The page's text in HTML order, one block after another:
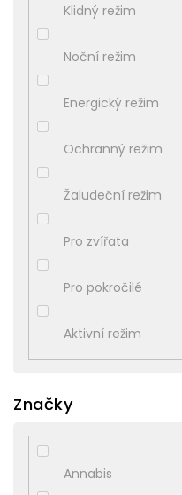
Klidný režim
Noční režim
Energický režim
Ochranný režim
Žaludeční režim
Pro zvířata
Pro pokročilé
Aktivní režim
Značky
Annabis